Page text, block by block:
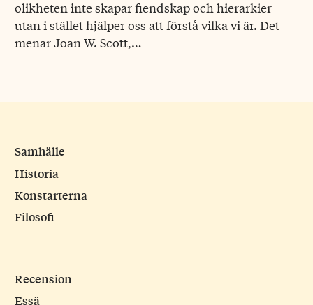
olikheten inte skapar fiendskap och hierarkier
utan i stället hjälper oss att förstå vilka vi är. Det
menar Joan W. Scott,…
Samhälle
Historia
Konstarterna
Filosofi
Recension
Essä